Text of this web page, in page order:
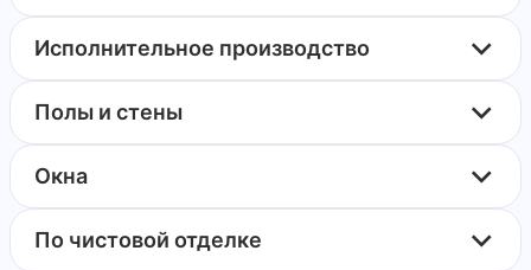
Исполнительное производство
Полы и стены
Окна
По чистовой отделке